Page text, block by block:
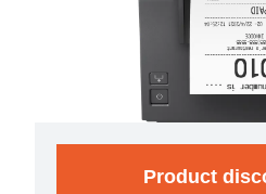
Product